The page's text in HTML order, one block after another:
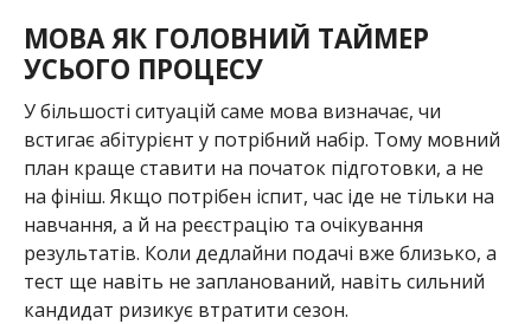
МОВА ЯК ГОЛОВНИЙ ТАЙМЕР
УСЬОГО ПРОЦЕСУ
У більшості ситуацій саме мова визначає, чи
встигає абітурієнт у потрібний набір. Тому мовний
план краще ставити на початок підготовки, а не
на фініш. Якщо потрібен іспит, час іде не тільки на
навчання, а й на реєстрацію та очікування
результатів. Коли дедлайни подачі вже близько, а
тест ще навіть не запланований, навіть сильний
кандидат ризикує втратити сезон.